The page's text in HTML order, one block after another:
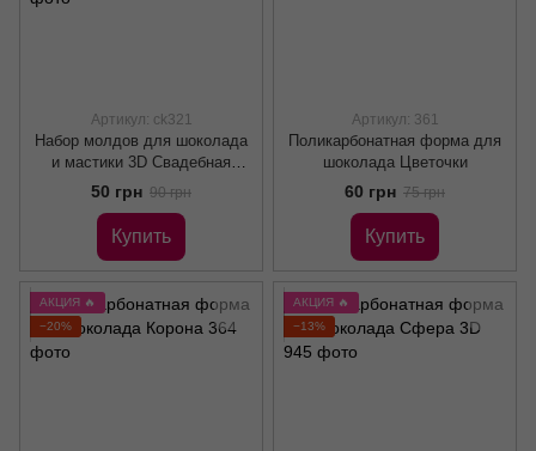
Артикул: ck321
Набор молдов для шоколада
и мастики 3D Свадебная
карета
50 грн 90 грн
Купить
Артикул: 361
Поликарбонатная форма для
шоколада Цветочки
60 грн 75 грн
Купить
АКЦИЯ 🔥
−20%
АКЦИЯ 🔥
−13%